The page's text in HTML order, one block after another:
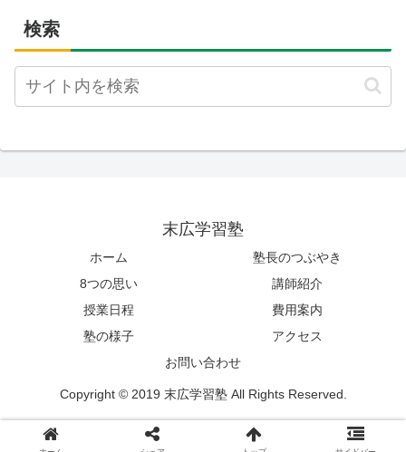
検索
末広学習塾
ホーム
塾長のつぶやき
8つの思い
講師紹介
授業日程
費用案内
塾の様子
アクセス
お問い合わせ
Copyright © 2019 末広学習塾 All Rights Reserved.